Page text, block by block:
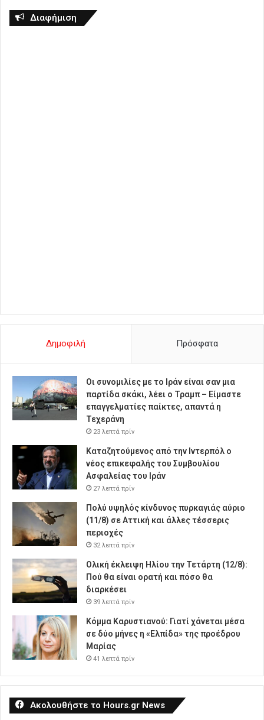
Διαφήμιση
Δημοφιλή Πρόσφατα
Οι συνομιλίες με το Ιράν είναι σαν μια
παρτίδα σκάκι, λέει ο Τραμπ – Είμαστε
επαγγελματίες παίκτες, απαντά η
Τεχεράνη
23 λεπτά πρίν
Καταζητούμενος από την Ιντερπόλ ο
νέος επικεφαλής του Συμβουλίου
Ασφαλείας του Ιράν
27 λεπτά πρίν
Πολύ υψηλός κίνδυνος πυρκαγιάς αύριο
(11/8) σε Αττική και άλλες τέσσερις
περιοχές
32 λεπτά πρίν
Ολική έκλειψη Ηλίου την Τετάρτη (12/8):
Πού θα είναι ορατή και πόσο θα
διαρκέσει
39 λεπτά πρίν
Κόμμα Καρυστιανού: Γιατί χάνεται μέσα
σε δύο μήνες η «Ελπίδα» της προέδρου
Μαρίας
41 λεπτά πρίν
Ακολουθήστε το Hours.gr News